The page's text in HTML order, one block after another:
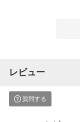
レビュー
質問する